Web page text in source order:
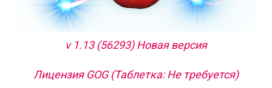
v 1.13 (56293) Новая версия
Лицензия GOG (Таблетка: Не требуется)